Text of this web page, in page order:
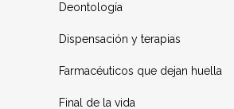
Deontología
Dispensación y terapias
Farmacéuticos que dejan huella
Final de la vida